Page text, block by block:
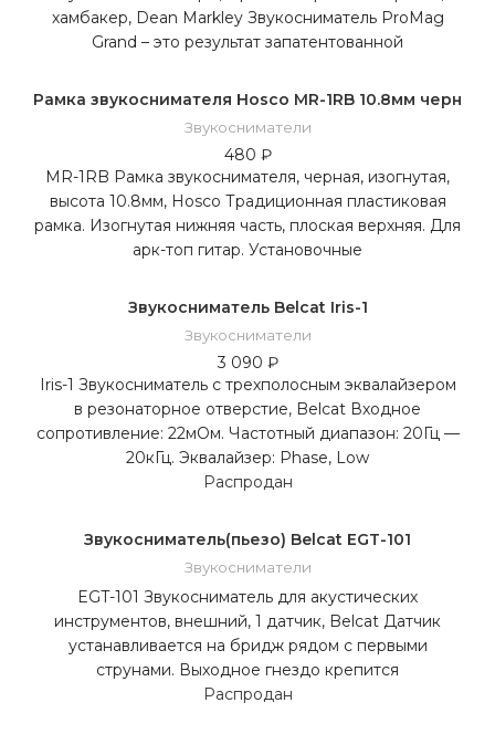
хамбакер, Dean Markley Звукосниматель ProMag
Grand – это результат запатентованной
Рамка звукоснимателя Hosco MR-1RB 10.8мм черн
Звукосниматели
480 ₽
MR-1RB Рамка звукоснимателя, черная, изогнутая,
высота 10.8мм, Hosco Традиционная пластиковая
рамка. Изогнутая нижняя часть, плоская верхняя. Для
арк-топ гитар. Установочные
Звукосниматель Belcat Iris-1
Звукосниматели
3 090 ₽
Iris-1 Звукосниматель с трехполосным эквалайзером
в резонаторное отверстие, Belcat Входное
сопротивление: 22мОм. Частотный диапазон: 20Гц —
20кГц. Эквалайзер: Phase, Low
Распродан
Звукосниматель(пьезо) Belcat EGT-101
Звукосниматели
EGT-101 Звукосниматель для акустических
инструментов, внешний, 1 датчик, Belcat Датчик
устанавливается на бридж рядом с первыми
струнами. Выходное гнездо крепится
Распродан